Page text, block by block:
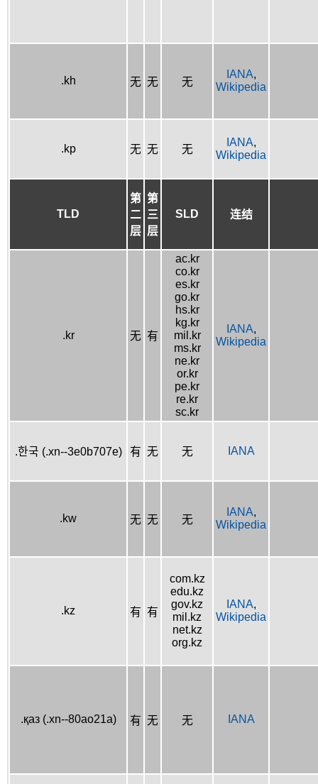
.kh 无 无 无
IANA,
Wikipedia
.kp 无 无 无
IANA,
Wikipedia
TLD
第
二
层
第
三
层
SLD 连结
.kr 无 有
ac.kr
co.kr
es.kr
go.kr
hs.kr
kg.kr
mil.kr
ms.kr
ne.kr
or.kr
pe.kr
re.kr
sc.kr
IANA,
Wikipedia
.한국 (.xn--3e0b707e) 有 无 无 IANA
.kw 无 无 无
IANA,
Wikipedia
.kz 有 有
com.kz
edu.kz
gov.kz
mil.kz
net.kz
org.kz
IANA,
Wikipedia
.қаз (.xn--80ao21a) 有 无 无 IANA